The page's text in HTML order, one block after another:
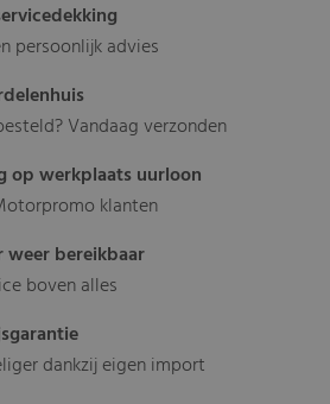
persoonlijk advies
Vandaag verzonden
op werkplaats uurloon
klanten
weer bereikbaar
boven alles
dankzij eigen import